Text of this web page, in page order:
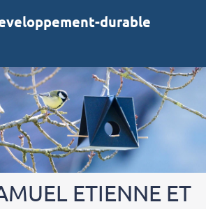
durable
ETIENNE ET